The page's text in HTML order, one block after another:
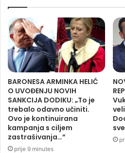
BARONESA ARMINKA HELIĆ
O UVOĐENJU NOVIH
SANKCIJA DODIKU: „To je
trebalo odavno učiniti.
Ovo je kontinuirana
kampanja s ciljem
zastrašivanja…”
prije 9 minutes